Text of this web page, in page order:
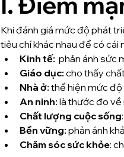
Khi đánh giá mức độ phát
tiêu chí khác nhau để có cái
Kinh tế: phản ánh sức
Giáo dục: cho thấy
Nhà ở: thể hiện mức độ
An ninh: là thước đo về
Chất lượng cuộc sống
Bền vững: phản ánh
Chăm sóc sức khỏe: